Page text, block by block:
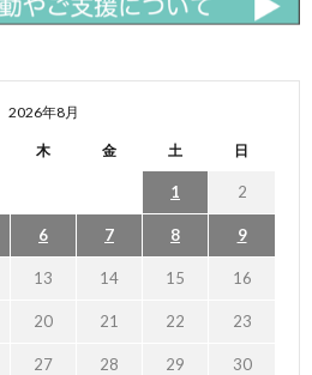
2026年8月
木 金 土 日
1 2
6 7 8 9
13 14 15 16
20 21 22 23
27 28 29 30